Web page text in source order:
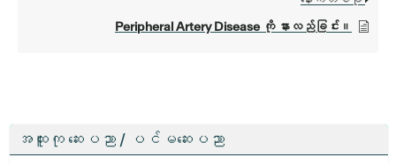
အထူးကု ဆေးပညာ / ပင်မဆေးပညာ
Peripheral Artery Disease ကို နားလည်ခြင်း။